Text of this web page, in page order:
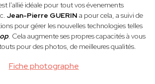
Fiche photographe
l'allié idéale pour tout vos évenements
Jean-Pierre GUERIN a pour cela, a suivi de
pour gérer les nouvelles technologies telles
. Cela augmente ses propres capacités à vous
pour des photos, de meilleures qualités.